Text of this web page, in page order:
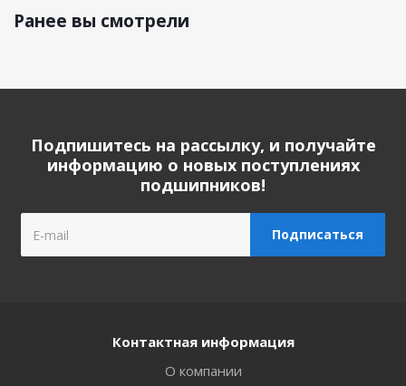
Ранее вы смотрели
Подпишитесь на рассылку, и получайте
информацию о новых поступлениях
подшипников!
Контактная информация
О компании